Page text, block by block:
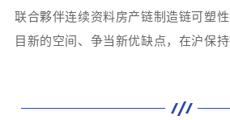
联合夥伴连续资料房产链制造链可塑
目新的空间、争当新优缺点，在沪保